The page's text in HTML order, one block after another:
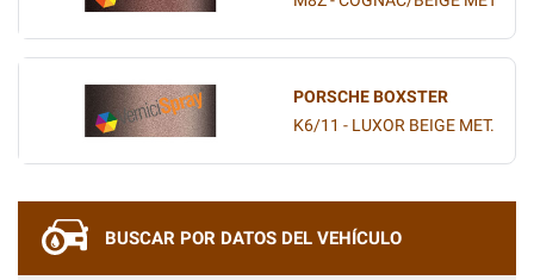
PORSCHE BOXSTER
K6/11 - LUXOR BEIGE MET.
BUSCAR POR DATOS DEL VEHÍCULO